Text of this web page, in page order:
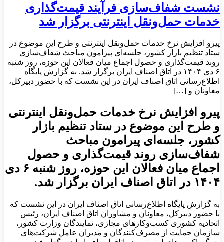
نشست شفاف‌سازی فرآیند قیمت‌گذاری
خدمات حمل‌ونقل اینترنتی برگزار شد
پیرو افزایش نرخ خدمات حمل‌ونقل اینترنتی و طرح این موضوع در
ستاد تنظیم بازار کشور، جلسه‌ای پیرامون مباحث شفاف‌سازی
روند قیمت‌گذاری و حصول اجماع میان فعالان این حوزه، روز شنبه
۶ دی ۱۴۰۴ در اتاق اصناف ایران برگزار شد. به گزارش پایگاه
اطلاع‌رسانی اتاق اصناف ایران در این نشست که با حضور دبیرکل،
معاونان و […]
پیرو افزایش نرخ خدمات حمل‌ونقل اینترنتی
و طرح این موضوع در ستاد تنظیم بازار
کشور، جلسه‌ای پیرامون مباحث
شفاف‌سازی روند قیمت‌گذاری و حصول
اجماع میان فعالان این حوزه، روز شنبه ۶ دی
۱۴۰۴ در اتاق اصناف ایران برگزار شد.
به گزارش پایگاه اطلاع‌رسانی اتاق اصناف ایران در این نشست که
با حضور دبیرکل، معاونان و مشاوران اتاق اصناف ایران، رئیس
اتحادیه کشوری کسب‌وکارهای مجازی، نمایندگان وزارت کشور،
سازمان حمایت از مصرف‌کنندگان و مدیران عامل شرکت‌های